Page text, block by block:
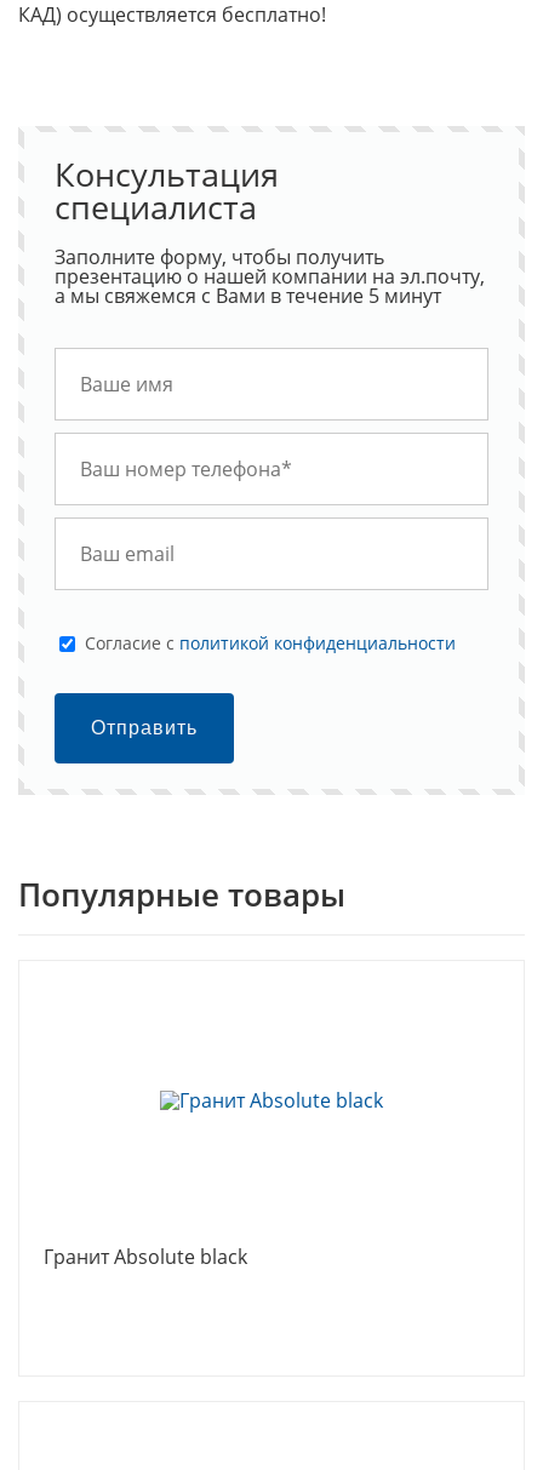
КАД) осуществляется бесплатно!
Консультация
специалиста
Заполните форму, чтобы получить
презентацию о нашей компании на эл.почту,
а мы свяжемся с Вами в течение 5 минут
Cогласие с политикой конфиденциальности
Отправить
Популярные товары
Гранит Absolute black